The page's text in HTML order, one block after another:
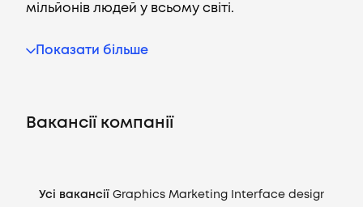
мільйонів людей у всьому світі.
Показати більше
Вакансії компанії
Усі вакансії Graphics Marketing Interface design